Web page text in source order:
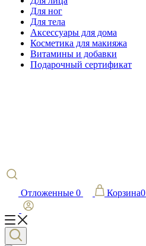
Для ног
Для тела
Аксессуары для дома
Косметика для макияжа
Витамины и добавки
Подарочный сертификат
Отложенные 0 Корзина0